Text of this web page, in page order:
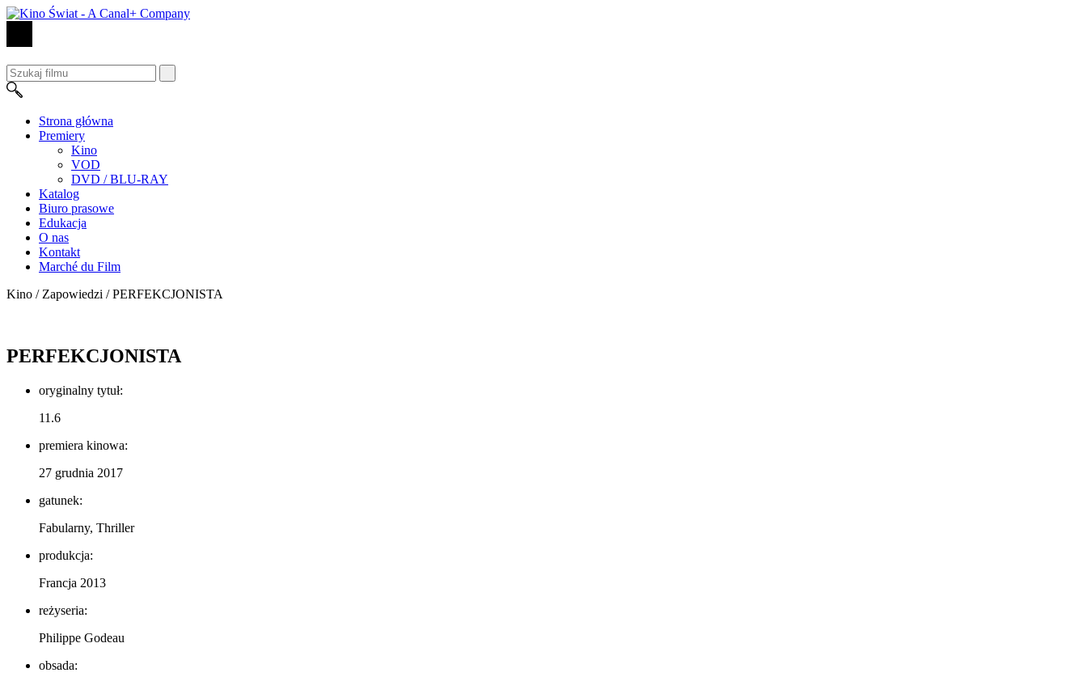
Strona główna
Premiery
Kino
VOD
DVD / BLU-RAY
Katalog
Biuro prasowe
Edukacja
O nas
Kontakt
Marché du Film
Kino / Zapowiedzi /PERFEKCJONISTA
PERFEKCJONISTA
oryginalny tytuł:
11.6
premiera kinowa:
27 grudnia 2017
gatunek:
Fabularny, Thriller
produkcja:
Francja 2013
reżyseria:
Philippe Godeau
obsada: